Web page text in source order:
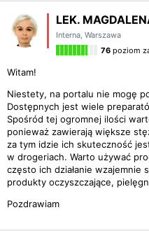
LEK.
Interna, Warszawa
76 poziom
Witam!
Niestety, na portalu nie mogę
Dostępnych jest wiele
Spośród tej ogromnej ilości
ponieważ zawierają większe
za tym idzie ich skuteczność
w drogeriach. Warto używać
często ich działanie wzajemnie
produkty oczyszczające,
Pozdrawiam